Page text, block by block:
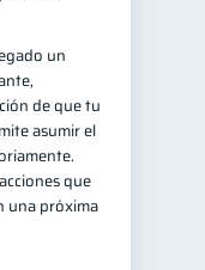
un
de que tu
asumir el
que
una próxima